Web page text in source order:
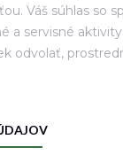
Váš súhlas so
a servisné
odvolať,